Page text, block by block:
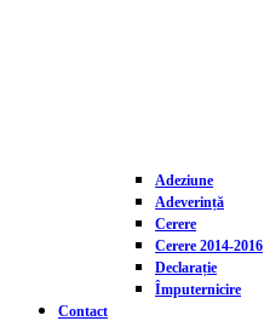
Adeziune
Adeverință
Cerere
Cerere 2014-2016
Declarație
Împuternicire
Contact